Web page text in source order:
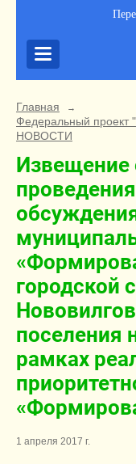
Главная →
Федеральный проект
НОВОСТИ
Извещение
городской
поселения
рамках
1 апреля 2017 г.